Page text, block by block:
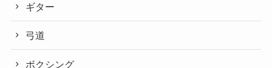
ギター
弓道
ボクシング